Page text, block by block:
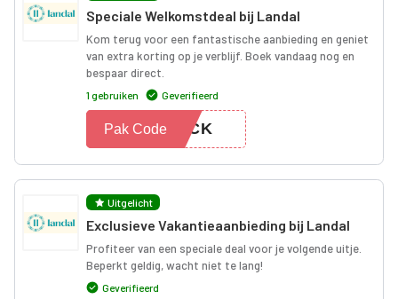
Speciale Welkomstdeal bij Landal
Kom terug voor een fantastische aanbieding en geniet
van extra korting op je verblijf. Boek vandaag nog en
bespaar direct.
1 gebruiken Geverifieerd
BACK
Pak Code
Uitgelicht
Exclusieve Vakantieaanbieding bij Landal
Profiteer van een speciale deal voor je volgende uitje.
Beperkt geldig, wacht niet te lang!
Geverifieerd